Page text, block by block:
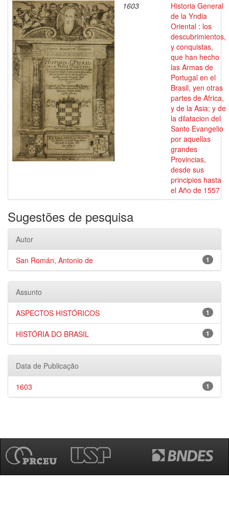
1603
Historia General
de la Yndia
Oriental : los
descubrimientos,
y conquistas,
que han hecho
las Armas de
Portugal en el
Brasil, yen otras
partes de Africa,
y de la Asia; y de
la dilatacion del
Santo Evangelio
por aquellas
grandes
Provincias,
desde sus
principios hasta
el Año de 1557
Sugestões de pesquisa
Autor
1
San Román, Antonio de
Assunto
1
ASPECTOS HISTÓRICOS
1
HISTÓRIA DO BRASIL
Data de Publicação
1
1603